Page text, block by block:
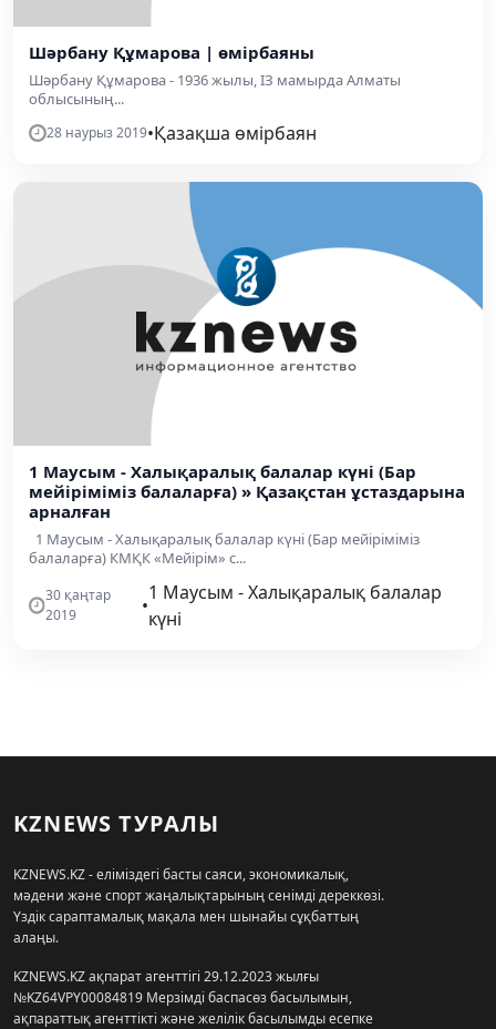
Шәрбану Құмарова | өмірбаяны
Шәрбану Құмарова - 1936 жылы, ІЗ мамырда Алматы
облысының...
28 наурыз 2019•Қазақша өмірбаян
1 Маусым - Халықаралық балалар күні (Бар
мейіріміміз балаларға) » Қазақстан ұстаздарына
арналған
1 Маусым - Халықаралық балалар күні (Бар мейіріміміз
балаларға) КМҚК «Мейірім» с...
30 қаңтар
2019
•
1 Маусым - Халықаралық балалар
күні
KZNEWS ТУРАЛЫ
KZNEWS.KZ - еліміздегі басты саяси, экономикалық,
мәдени және спорт жаңалықтарының сенімді дереккөзі.
Үздік сараптамалық мақала мен шынайы сұқбаттың
алаңы.
KZNEWS.KZ ақпарат агенттігі 29.12.2023 жылғы
№KZ64VPY00084819 Мерзімді баспасөз басылымын,
ақпараттық агенттікті және желілік басылымды есепке